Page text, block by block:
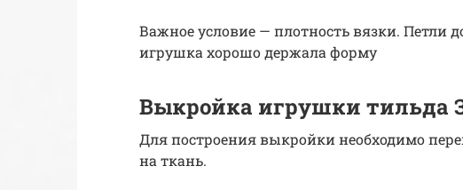
Важное условие — плотность вязки.
игрушка хорошо держала форму
Выкройка игрушки тильда
Для построения выкройки необходимо
на ткань.